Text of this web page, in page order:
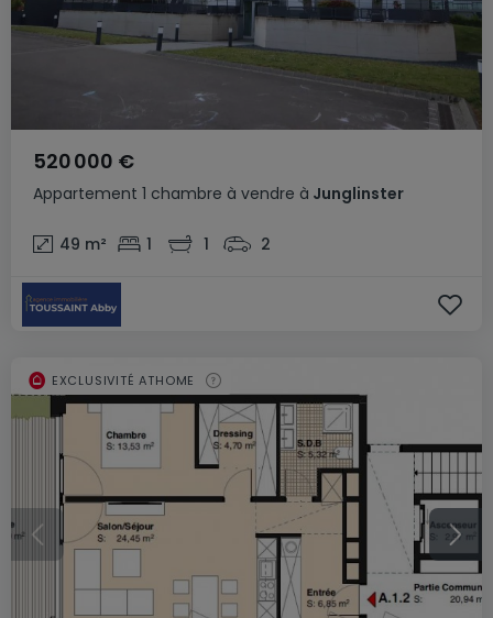
Appartement 1 chambre à vendre à Junglinster
520 000 €
49 m² 1 1 2
EXCLUSIVITÉ ATHOME